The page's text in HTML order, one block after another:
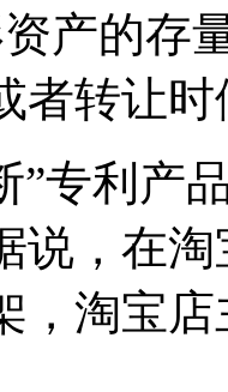
产的存
者转让
”专利产
说，在
，淘宝